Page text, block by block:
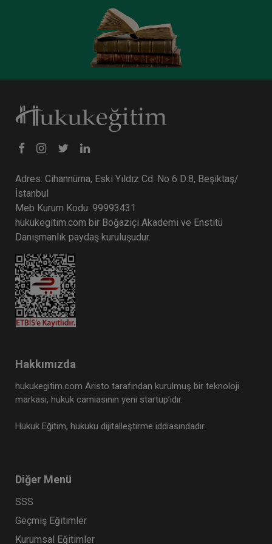
Aristo Yayınevi
Sözleşmelerde İfa Engelleri Zirvesi Video Kaydı
900 TL Sepete Ekle
Aristo Yayınevi
900 TL
Adres: Cihannüma, Eski Yıldız Cd. No 6 D:8, Beşiktaş/
İstanbul
Meb Kurum Kodu: 99993431
hukukegitim.com bir Boğaziçi Akademi ve Enstitü
Danışmanlık paydaş kuruluşudur.
Hakkımızda
hukukegitim.com Aristo tarafından kurulmuş bir teknoloji
markası, hukuk camiasının yeni startup’ıdır.
Hukuk Eğitim, hukuku dijitalleştirme iddiasındadır.
Diğer Menü
SSS
Geçmiş Eğitimler
Kurumsal Eğitimler